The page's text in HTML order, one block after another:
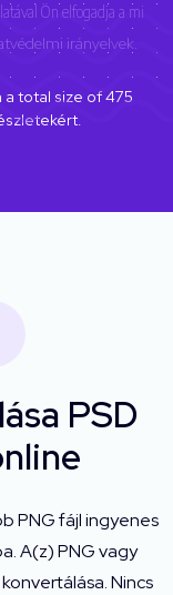
Ön elfogadja a mi
irányelvek
a total size of475
PSD
PNG fájl ingyenes
A(z) PNG vagy
Nincs